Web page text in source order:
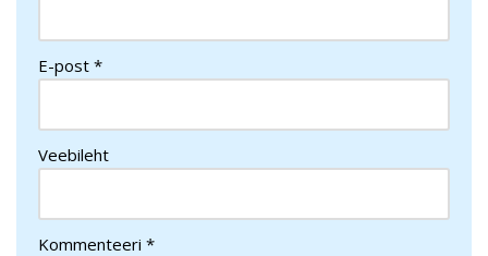
E-post *
Veebileht
Kommenteeri *